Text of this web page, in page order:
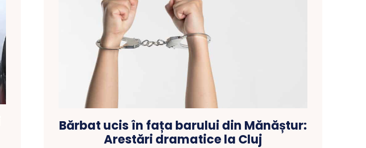
Bărbat ucis în fața barului din Mănăștur:
Arestări dramatice la Cluj